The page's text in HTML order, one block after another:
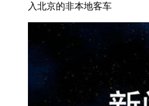
入北京的非本地客车